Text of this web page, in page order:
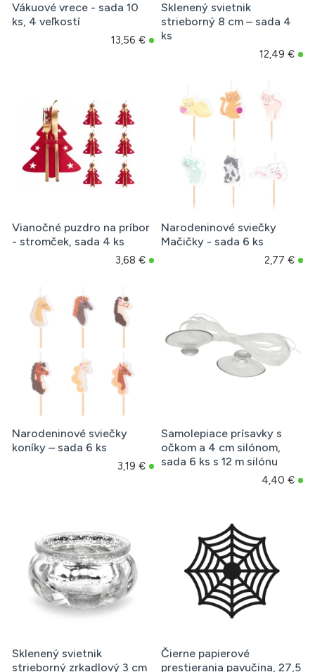
Vákuové vrece - sada 10
ks, 4 veľkostí
13,56 €
Sklenený svietnik
strieborný 8 cm – sada 4
ks
12,49 €
Vianočné puzdro na príbor
- stromček, sada 4 ks
3,68 €
Narodeninové sviečky
Mačičky - sada 6 ks
2,77 €
Narodeninové sviečky
koníky – sada 6 ks
3,19 €
Samolepiace prísavky s
očkom a 4 cm silónom,
sada 6 ks s 12 m silónu
4,40 €
Sklenený svietnik
strieborný zrkadlový 3 cm
Čierne papierové
prestierania pavučina, 27,5